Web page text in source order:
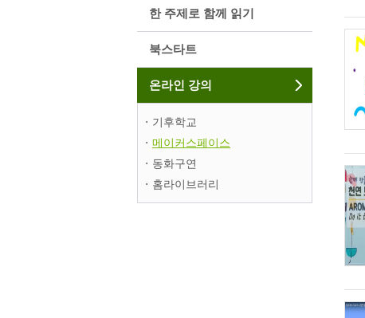
한 주제로 함께 읽기
북스타트
온라인 강의
기후학교
메이커스페이스
동화구연
홈라이브러리